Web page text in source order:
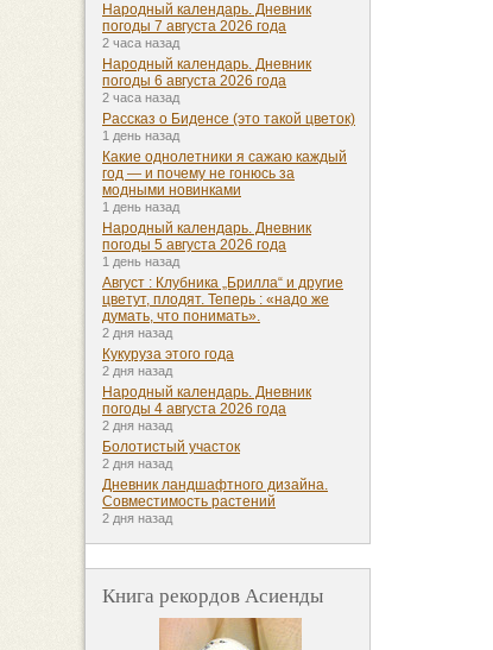
Народный календарь. Дневник
погоды 7 августа 2026 года
2 часа назад
Народный календарь. Дневник
погоды 6 августа 2026 года
2 часа назад
Рассказ о Биденсе (это такой цветок)
1 день назад
Какие однолетники я сажаю каждый
год — и почему не гонюсь за
модными новинками
1 день назад
Народный календарь. Дневник
погоды 5 августа 2026 года
1 день назад
Август : Клубника „Брилла“ и другие
цветут, плодят. Теперь : «надо же
думать, что понимать».
2 дня назад
Кукуруза этого года
2 дня назад
Народный календарь. Дневник
погоды 4 августа 2026 года
2 дня назад
Болотистый участок
2 дня назад
Дневник ландшафтного дизайна.
Совместимость растений
2 дня назад
Книга рекордов Асиенды